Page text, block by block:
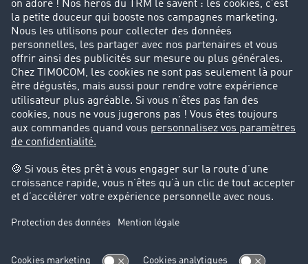
« La place de marché de TIMOCOM simplifie la
recherche de véhicules et de transporteurs, ce
qui nous permet de gagner un temps
précieux. »
Andrea Schumm, Directrice commerciale de la
société IBIS Backwaren